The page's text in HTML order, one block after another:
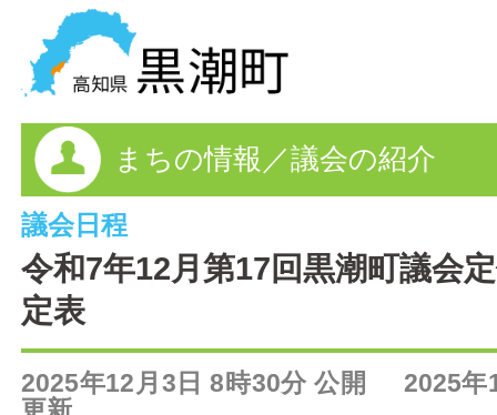
HOME
まちの情報
各課情報
電子申請
黒潮町の情報を探す
まちの情報／議会の紹介
議会日程
令和7年12月第17回黒潮町議会
定表
2025年12月3日 8時30分 公開 2025年